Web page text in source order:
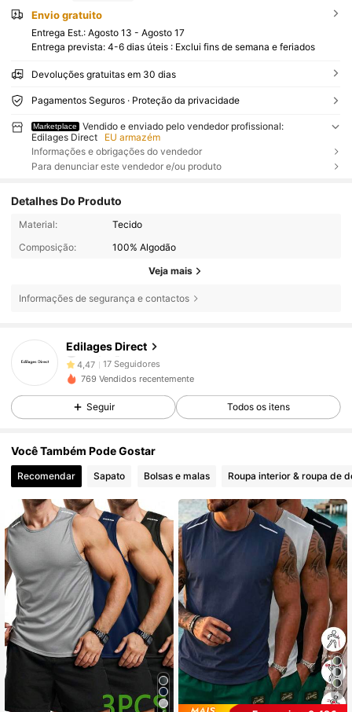
Envio gratuito
Entrega Est.: Agosto 13 - Agosto 17
Entrega prevista: 4-6 dias úteis : Exclui fins de semana e feriados
Devoluções gratuitas em 30 dias
Pagamentos Seguros · Proteção da privacidade
Marketplace
Vendido e enviado pelo vendedor profissional:
Edilages Direct
EU armazém
Informações e obrigações do vendedor
Para denunciar este vendedor e/ou produto
Detalhes Do Produto
Material:
Tecido
Composição:
100% Algodão
Veja mais
Informações de segurança e contactos
Edilages Direct
4,47 17 Seguidores
17 Seguidores
4,47
4,47 17 Seguidores
4,47 17 Seguidores
4,47 17 Seguidores
769 Vendidos recentemente
Seguir Todos os itens
Você Também Pode Gostar
Recomendar Sapato Bolsas e malas Roupa interior & roupa de
4